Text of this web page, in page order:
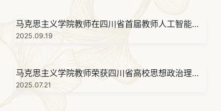
马克思主义学院教师在四川省首届教师人工智能应
用能力大赛中获佳绩
2025.09.19
马克思主义学院教师荣获四川省高校思想政治理论
课中青年教师 “精彩一课”讲课比赛二等奖
2025.07.21